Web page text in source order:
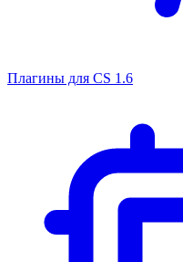
Плагины для CS 1.6